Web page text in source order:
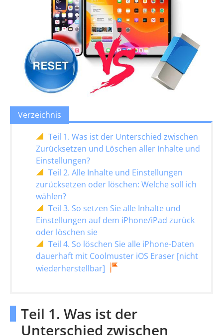
Verzeichnis
Teil 1. Was ist der Unterschied zwischen
Zurücksetzen und Löschen aller Inhalte und
Einstellungen?
Teil 2. Alle Inhalte und Einstellungen
zurücksetzen oder löschen: Welche soll ich
wählen?
Teil 3. So setzen Sie alle Inhalte und
Einstellungen auf dem iPhone/iPad zurück
oder löschen sie
Teil 4. So löschen Sie alle iPhone-Daten
dauerhaft mit Coolmuster iOS Eraser [nicht
wiederherstellbar]
Teil 1. Was ist der
Unterschied zwischen